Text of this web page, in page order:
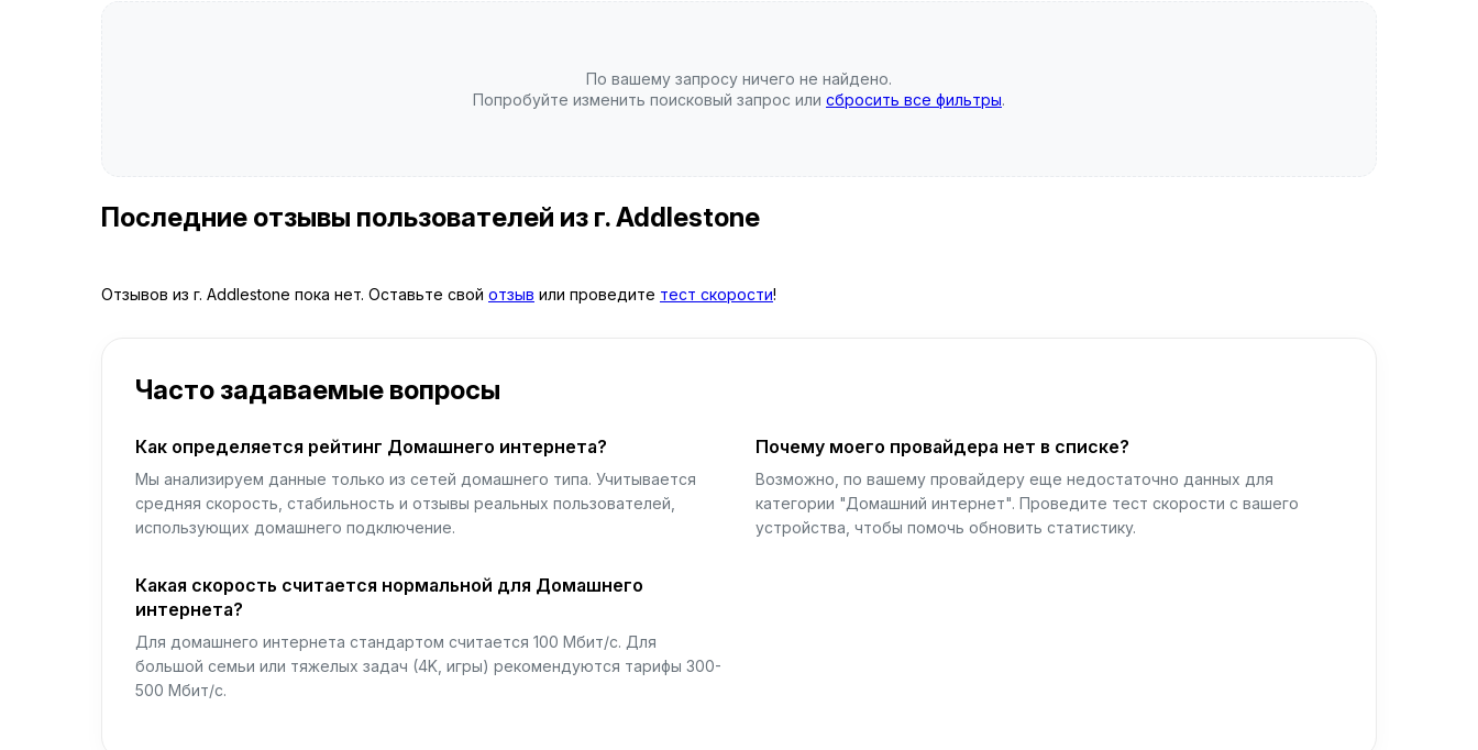
По вашему запросу ничего не найдено.
Попробуйте изменить поисковый запрос или сбросить все фильтры.
Последние отзывы пользователей из г. Addlestone
Отзывов из г. Addlestone пока нет. Оставьте свой отзыв или проведите тест скорости!
Часто задаваемые вопросы
Как определяется рейтинг Домашнего интернета?
Мы анализируем данные только из сетей домашнего типа. Учитывается
средняя скорость, стабильность и отзывы реальных пользователей,
использующих домашнего подключение.
Почему моего провайдера нет в списке?
Возможно, по вашему провайдеру еще недостаточно данных для
категории "Домашний интернет". Проведите тест скорости с вашего
устройства, чтобы помочь обновить статистику.
Какая скорость считается нормальной для Домашнего
интернета?
Для домашнего интернета стандартом считается 100 Мбит/с. Для
большой семьи или тяжелых задач (4K, игры) рекомендуются тарифы 300-
500 Мбит/с.